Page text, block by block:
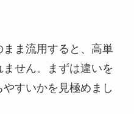
ま流用すると、高単
せん。まずは違いを
すいかを見極めまし